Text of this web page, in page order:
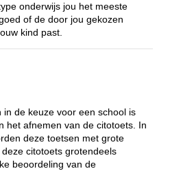
onderwijs jou het meeste
of de door jou gekozen
kind past.
de keuze voor een school is
het afnemen van de citotoets. In
deze toetsen met grote
citotoets grotendeels
beoordeling van de